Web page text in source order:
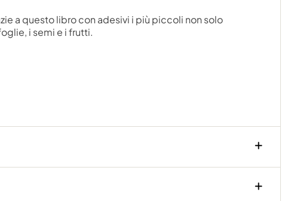
a questo libro con adesivi i più piccoli non solo
i semi e i frutti.